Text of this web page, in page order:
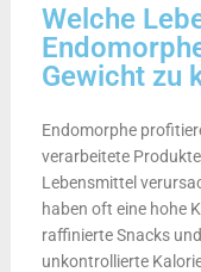
Welche
Gewicht zu
Endomorphe
verarbeitete
Lebensmittel
haben oft eine hohe
raffinierte Snacks
unkontrollierte